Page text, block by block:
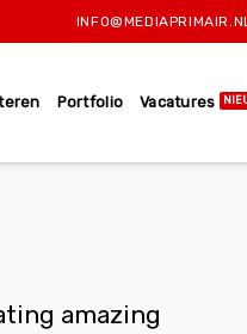
INFO@MEDIAPRIMAIR.NL
Portfolio Vacatures
amazing